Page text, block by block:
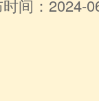
间：2024-